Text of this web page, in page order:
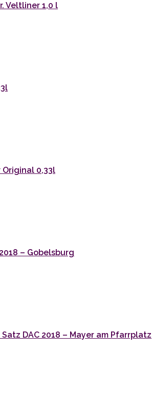
Veltliner 1,0 l
0,33l
– Gobelsburg
DAC 2018 – Mayer am Pfarrplatz